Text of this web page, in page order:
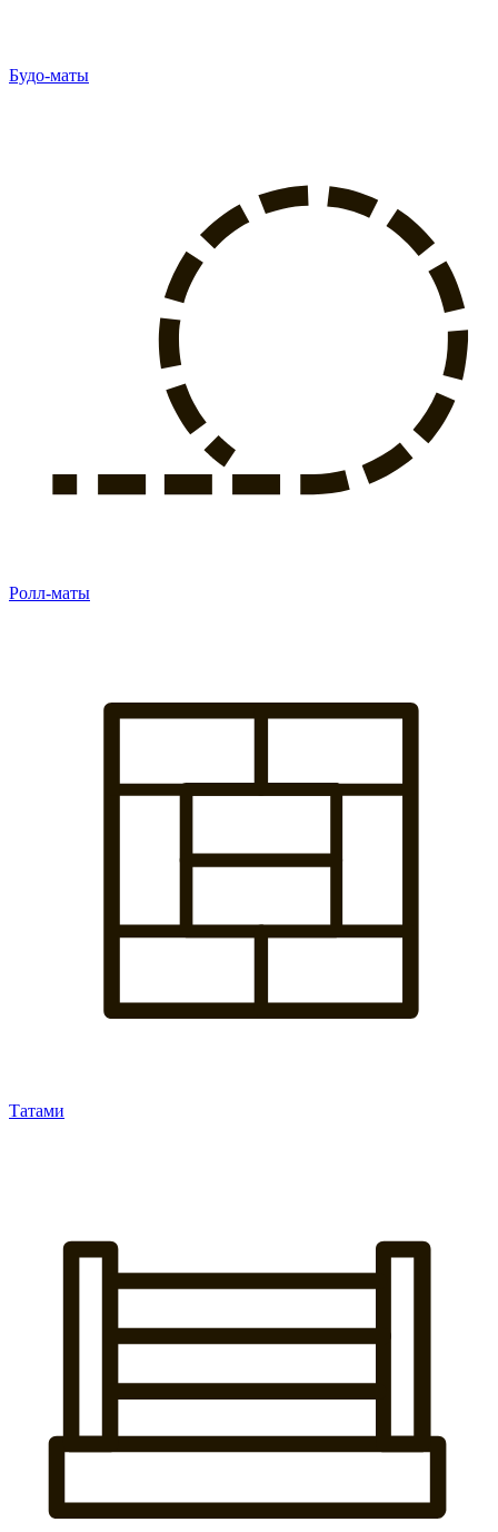
Будо-маты
Ролл-маты
Татами